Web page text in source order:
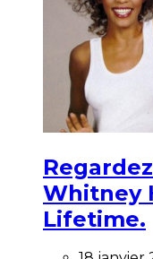
Whitney
Lifetime.